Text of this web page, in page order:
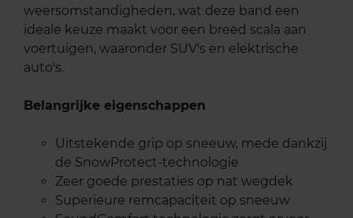
weersomstandigheden, wat deze band een
ideale keuze maakt voor een breed scala aan
voertuigen, waaronder SUV's en elektrische
auto's.
Belangrijke eigenschappen
Uitstekende grip op sneeuw, mede dankzij
de SnowProtect-technologie
Zeer goede prestaties op nat wegdek
Superieure remcapaciteit op sneeuw